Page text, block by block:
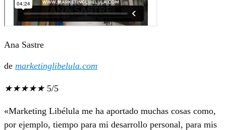
Ana Sastre
de marketinglibelula.com
★★★★★ 5/5
«Marketing Libélula me ha aportado muchas cosas como,
por ejemplo, tiempo para mi desarrollo personal, para mis